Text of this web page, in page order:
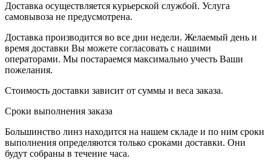
Доставка осуществляется курьерской службой. Услуга
самовывоза не предусмотрена.
Доставка производится во все дни недели. Желаемый день и
время доставки Вы можете согласовать с нашими
операторами. Мы постараемся максимально учесть Ваши
пожелания.
Стоимость доставки зависит от суммы и веса заказа.
Сроки выполнения заказа
Большинство линз находится на нашем складе и по ним сроки
выполнения определяются только сроками доставки. Они
будут собраны в течение часа.